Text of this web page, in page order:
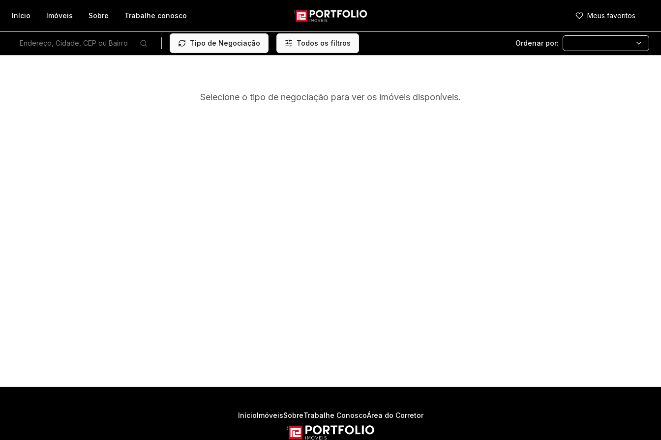
Início Imóveis Sobre Trabalhe conosco Meus favoritos
Endereço, Cidade, CEP ou Bairro Tipo de Negociação Todos os filtros Ordenar por:
Selecione o tipo de negociação para ver os imóveis disponíveis.
InícioImóveisSobreTrabalhe ConoscoÁrea do Corretor